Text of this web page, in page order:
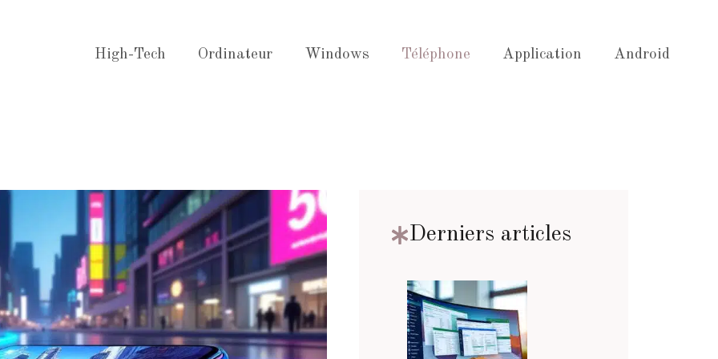
High-Tech Ordinateur Windows Téléphone Application Android
Derniers articles